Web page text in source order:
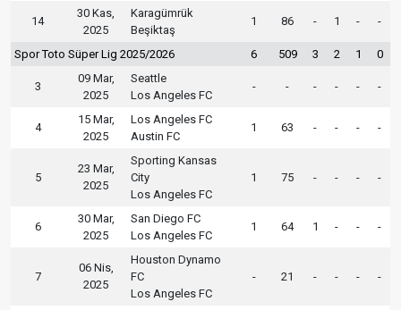
14
30 Kas,
2025
Karagümrük
Beşiktaş
1 86 - 1 - -
Spor Toto Süper Lig 2025/2026 6 509 3 2 1 0
3
09 Mar,
2025
Seattle
Los Angeles FC
- - - - - -
4
15 Mar,
2025
Los Angeles FC
Austin FC
1 63 - - - -
5
23 Mar,
2025
Sporting Kansas
City
Los Angeles FC
1 75 - - - -
6
30 Mar,
2025
San Diego FC
Los Angeles FC
1 64 1 - - -
7
06 Nis,
2025
Houston Dynamo
FC
Los Angeles FC
- 21 - - - -